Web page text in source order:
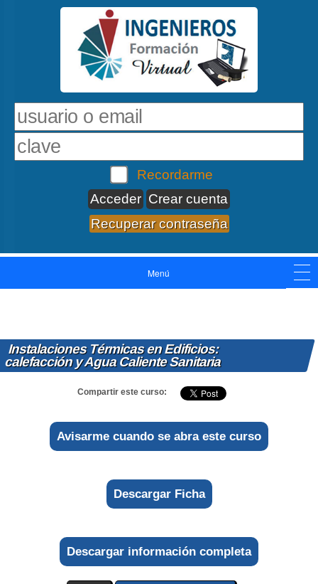
Recordarme
Crear cuenta
Recuperar contraseña
Menú
Instalaciones Térmicas en Edificios:
calefacción y Agua Caliente Sanitaria
Compartir este curso:
Avisarme cuando se abra este curso
Descargar Ficha
Descargar información completa